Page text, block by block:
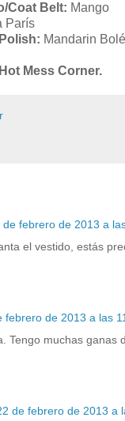
Coat Belt: Mango
París
Mandarin
Mess Corner.
de febrero de 2013 a
el vestido, estás
febrero de 2013 a las
Tengo muchas ganas
de febrero de 2013 a